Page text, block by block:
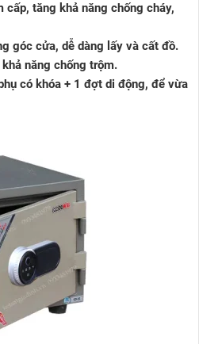
cấp, tăng khả năng chống cháy,
góc cửa, dễ dàng lấy và cất đồ.
năng chống trộm.
có khóa + 1 đợt di động, để vừa